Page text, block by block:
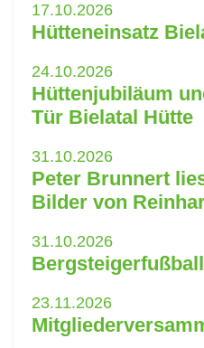
17.10.2026
Hütteneinsatz
24.10.2026
Hüttenjubiläum
Tür Bielatal Hütte
31.10.2026
Peter Brunnert
Bilder von
31.10.2026
23.11.2026